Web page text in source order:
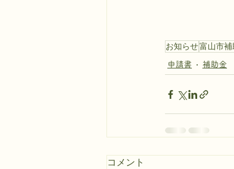
お知らせ富山市補
申請書 補助金
コメント